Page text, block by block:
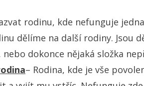
rodinu, kde nefunguje
dělíme na další rodiny. Jsou
dokonce nějaká složka
– Rodina, kde je vše